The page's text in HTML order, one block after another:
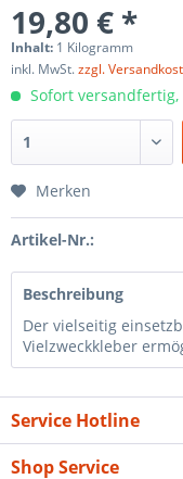
19,80 € *
Inhalt: 1 Kilogramm
inkl. MwSt.zzgl.
Sofort
Merken
Artikel-Nr.:
Beschreibung
Der vielseitig
Vielzweckkleber
Service Hotline
Shop Service